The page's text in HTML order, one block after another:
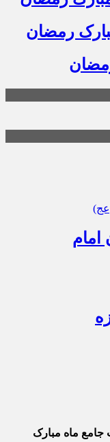
رمضان
امام
جامع ماه مبارک